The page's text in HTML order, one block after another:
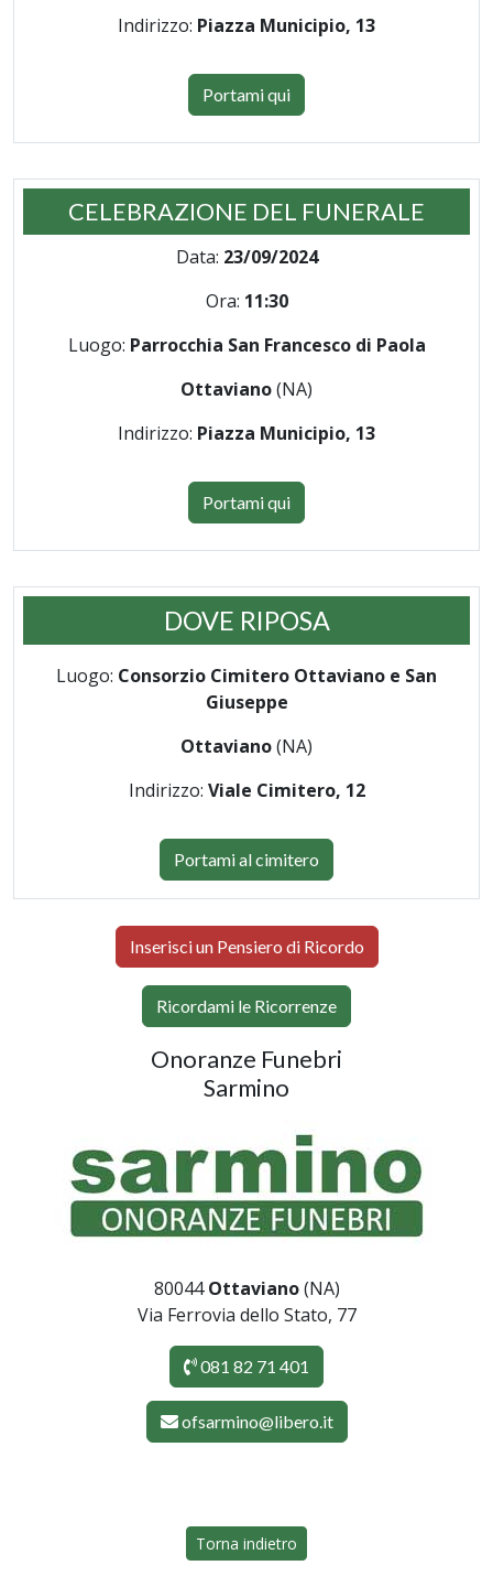
Indirizzo: Piazza Municipio, 13
Portami qui
CELEBRAZIONE DEL FUNERALE
Data: 23/09/2024
Ora: 11:30
Luogo: Parrocchia San Francesco di Paola
Ottaviano(NA)
Indirizzo: Piazza Municipio, 13
Portami qui
DOVE RIPOSA
Luogo: Consorzio Cimitero Ottaviano e San
Giuseppe
Ottaviano(NA)
Indirizzo: Viale Cimitero, 12
Portami al cimitero
Inserisci un Pensiero di Ricordo
Ricordami le Ricorrenze
Onoranze Funebri
Sarmino
80044Ottaviano(NA)
Via Ferrovia dello Stato, 77
081 82 71 401
ofsarmino@libero.it
Torna indietro